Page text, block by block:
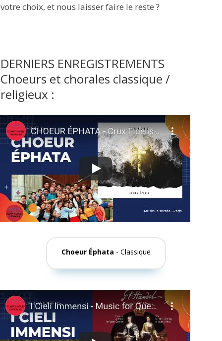
votre choix, et nous laisser faire le reste ?
DERNIERS ENREGISTREMENTS
Choeurs et chorales classique /
religieux :
Choeur Éphata - Classique